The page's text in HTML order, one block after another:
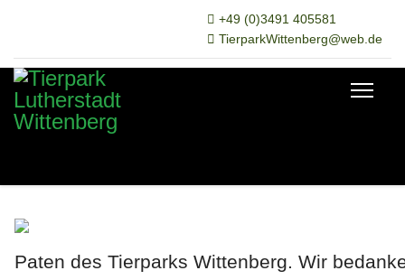
+49 (0)3491 405581
TierparkWittenberg@web.de
Paten des Tierparks Wittenberg. Wir